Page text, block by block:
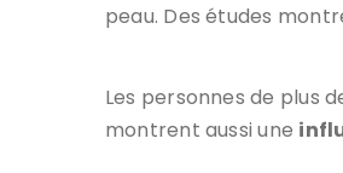
peau. Des études
Les personnes de plus
montrent aussi une